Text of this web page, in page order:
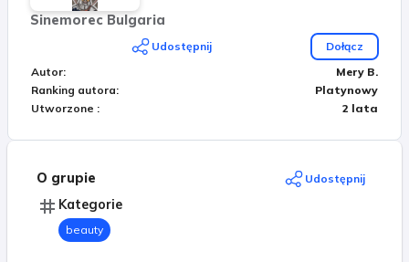
Sinemorec Bulgaria
Udostępnij
Dołącz
Autor:
Mery B.
Ranking autora:
Platynowy
Utworzone : 2 lata
O grupie Udostępnij
Kategorie
beauty